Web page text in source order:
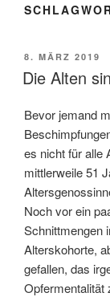
AM
8. MÄRZ 2019
Die Alten
Bevor jemand
es nicht für alle
mittlerweile 51
Noch vor ein
Schnittmengen
Alterskohorte,
gefallen, das
Opfermentalität